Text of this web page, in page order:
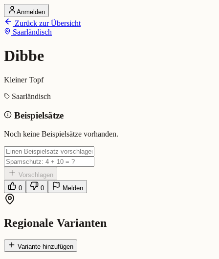
Startseite
Alle Dialekte
Dialekte vergleichen
Dialekt-Karte
Ranking
Dibbe (Saarländisch)
Bedeutung: Kleiner Topf
Eingereicht von: Mundwerk Team
Anmelden
Zurück zur Übersicht
Saarländisch
Dibbe
Kleiner Topf
Saarländisch
Beispielsätze
Noch keine Beispielsätze vorhanden.
Vorschlagen
0
0 Melden
Regionale Varianten
Variante hinzufügen